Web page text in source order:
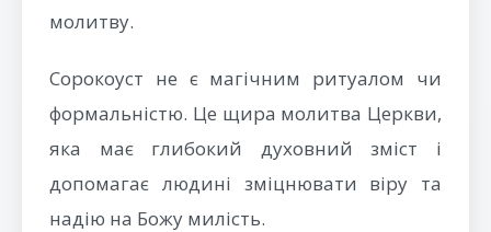
молитву.
Сорокоуст не є магічним ритуалом чи
формальністю. Це щира молитва Церкви,
яка має глибокий духовний зміст і
допомагає людині зміцнювати віру та
надію на Божу милість.